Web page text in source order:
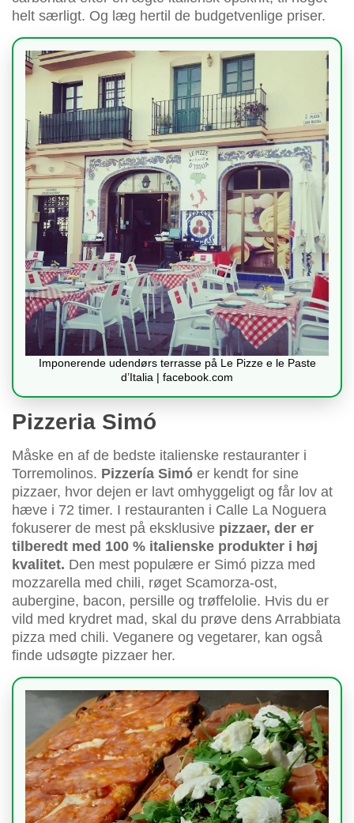
helt særligt. Og læg hertil de budgetvenlige priser.
Imponerende udendørs terrasse på Le Pizze e le Paste
d’Italia | facebook.com
Pizzeria Simó
Måske en af de bedste italienske restauranter i
Torremolinos. Pizzería Simó er kendt for sine
pizzaer, hvor dejen er lavt omhyggeligt og får lov at
hæve i 72 timer. I restauranten i Calle La Noguera
fokuserer de mest på eksklusive pizzaer, der er
tilberedt med 100 % italienske produkter i høj
kvalitet. Den mest populære er Simó pizza med
mozzarella med chili, røget Scamorza-ost,
aubergine, bacon, persille og trøffelolie. Hvis du er
vild med krydret mad, skal du prøve dens Arrabbiata
pizza med chili. Veganere og vegetarer, kan også
finde udsøgte pizzaer her.